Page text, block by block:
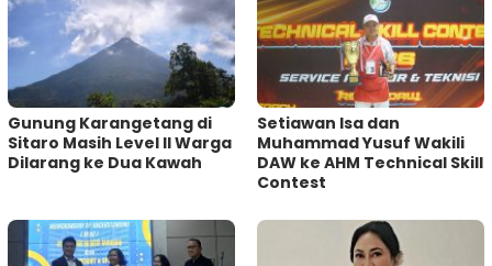
Gunung Karangetang di
Sitaro Masih Level II Warga
Dilarang ke Dua Kawah
Setiawan Isa dan
Muhammad Yusuf Wakili
DAW ke AHM Technical Skill
Contest